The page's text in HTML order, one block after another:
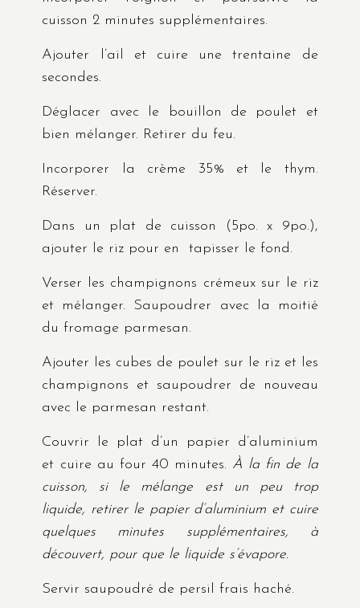
cuisson 2 minutes supplémentaires.
Ajouter l’ail et cuire une trentaine de
secondes.
Déglacer avec le bouillon de poulet et
bien mélanger. Retirer du feu.
Incorporer la crème 35% et le thym.
Réserver.
Dans un plat de cuisson (5po. x 9po.),
ajouter le riz pour en tapisser le fond.
Verser les champignons crémeux sur le riz
et mélanger. Saupoudrer avec la moitié
du fromage parmesan.
Ajouter les cubes de poulet sur le riz et les
champignons et saupoudrer de nouveau
avec le parmesan restant.
Couvrir le plat d’un papier d’aluminium
et cuire au four 40 minutes. À la fin de la
cuisson, si le mélange est un peu trop
liquide, retirer le papier d’aluminium et cuire
quelques minutes supplémentaires, à
découvert, pour que le liquide s’évapore.
Servir saupoudré de persil frais haché.